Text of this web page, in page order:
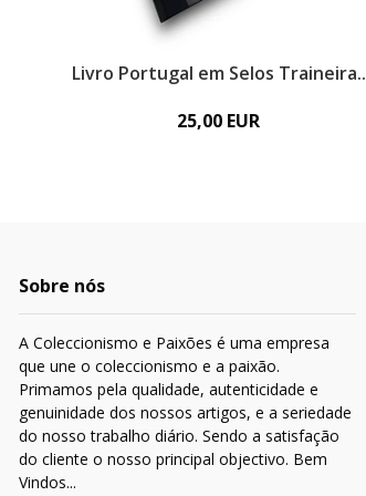
Livro Portugal em Selos Traineira..
25,00 EUR
Sobre nós
A Coleccionismo e Paixões é uma empresa
que une o coleccionismo e a paixão.
Primamos pela qualidade, autenticidade e
genuinidade dos nossos artigos, e a seriedade
do nosso trabalho diário. Sendo a satisfação
do cliente o nosso principal objectivo. Bem
Vindos...